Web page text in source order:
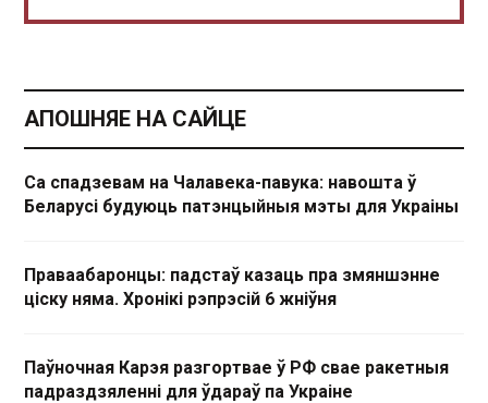
АПОШНЯЕ НА САЙЦЕ
Са спадзевам на Чалавека-павука: навошта ў
Беларусі будуюць патэнцыйныя мэты для Украіны
Праваабаронцы: падстаў казаць пра змяншэнне
ціску няма. Хронікі рэпрэсій 6 жніўня
Паўночная Карэя разгортвае ў РФ свае ракетныя
падраздзяленні для ўдараў па Украіне